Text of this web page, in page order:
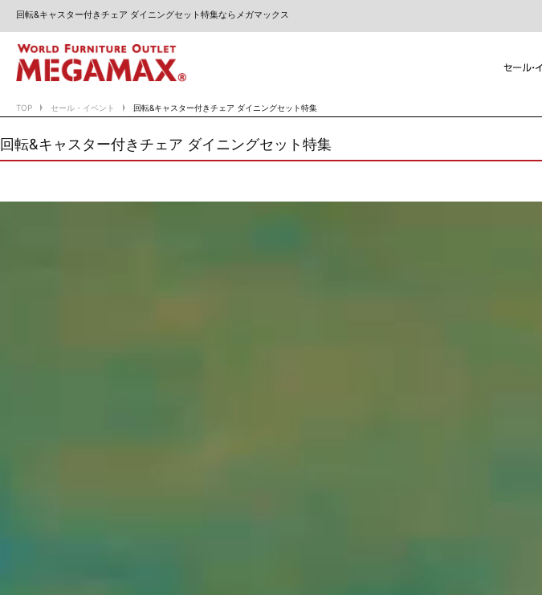
回転&キャスター付きチェア ダイニングセット特集ならメガマックス
TOP セール・イベント 回転&キャスター付きチェア ダイニングセット特集
回転&キャスター付きチェア ダイニングセット特集